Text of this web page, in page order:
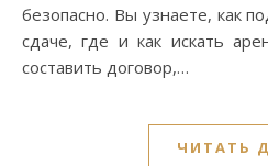
безопасно. Вы узнаете, как
сдаче, где и как искать
составить договор,…
ЧИТАТЬ